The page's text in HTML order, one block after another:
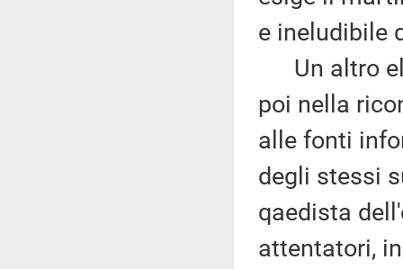
e ineludibile
Un altro
poi nella
alle fonti
degli stessi
qaedista
attentatori,